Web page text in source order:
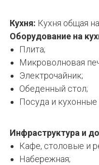
Кухня: Кухня общая
Оборудование на
Плита;
Микроволновая
Электрочайник;
Обеденный стол;
Посуда и
Инфраструктура и
Кафе, столовые и
Набережная;